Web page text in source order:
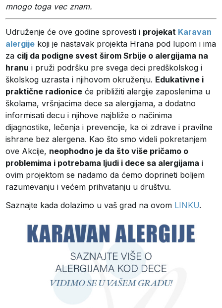
mnogo toga vec znam.
Udruženje će ove godine sprovesti i projekat Karavan
alergije koji je nastavak projekta Hrana pod lupom i ima
za cilj da podigne svest širom Srbije o alergijama na
hranu i pruži podršku pre svega deci predškolskog i
školskog uzrasta i njihovom okruženju. Edukativne i
praktične radionice će približiti alergije zaposlenima u
školama, vršnjacima dece sa alergijama, a dodatno
informisati decu i njihove najbliže o načinima
dijagnostike, lečenja i prevencije, ka oi zdrave i pravilne
ishrane bez alergena. Kao što smo videli pokretanjem
ove Akcije, neophodno je da što više pričamo o
problemima i potrebama ljudi i dece sa alergijama i
ovim projektom se nadamo da ćemo doprineti boljem
razumevanju i većem prihvatanju u društvu.
Saznajte kada dolazimo u vaš grad na ovom LINKU.